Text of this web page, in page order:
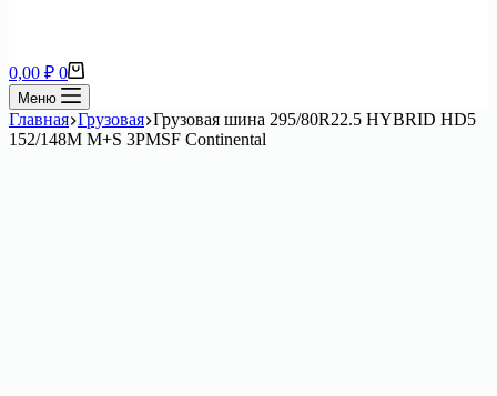
Корзина
0,00 ₽ 0
Меню
Главная Грузовая Грузовая шина 295/80R22.5 HYBRID HD5
152/148M M+S 3PMSF Continental